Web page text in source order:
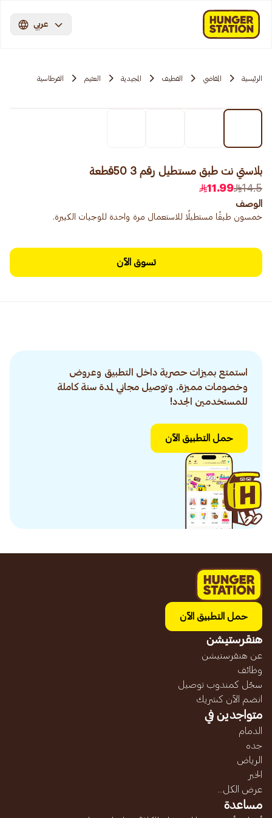
عربي
الرئيسية المقاضي القطيف المجيدية العثيم القرطاسية
بلاستي نت طبق مستطيل رقم 3 50قطعة
14.5
11.99
الوصف
خمسون طبقًا مستطيلًا للاستعمال مرة واحدة للوجبات الكبيرة.
تسوق الآن
استمتع بميزات حصرية داخل التطبيق وعروض
وخصومات مميزة. وتوصيل مجاني لمدة سنة كاملة
للمستخدمين الجدد!
حمل التطبيق الآن
حمل التطبيق الآن
هنقرستيشن
عن هنقرستيشن
وظائف
سجّل كمندوب توصيل
انضم الآن كشريك
متواجدين في
الدمام
جده
الرياض
الخبر
عرض الكل...
مساعدة